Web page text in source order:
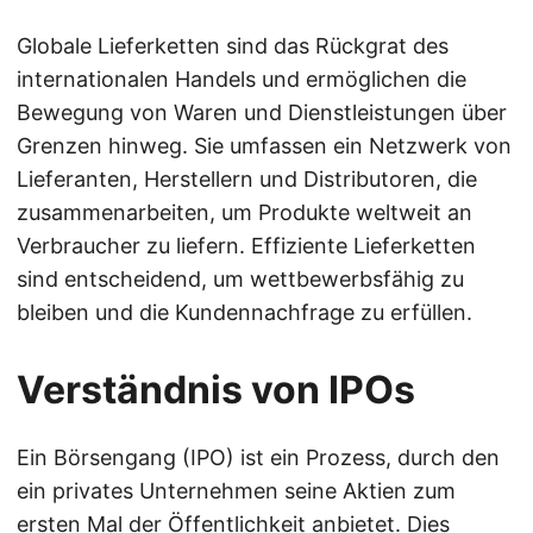
Globale Lieferketten sind das Rückgrat des
internationalen Handels und ermöglichen die
Bewegung von Waren und Dienstleistungen über
Grenzen hinweg. Sie umfassen ein Netzwerk von
Lieferanten, Herstellern und Distributoren, die
zusammenarbeiten, um Produkte weltweit an
Verbraucher zu liefern. Effiziente Lieferketten
sind entscheidend, um wettbewerbsfähig zu
bleiben und die Kundennachfrage zu erfüllen.
Verständnis von IPOs
Ein Börsengang (IPO) ist ein Prozess, durch den
ein privates Unternehmen seine Aktien zum
ersten Mal der Öffentlichkeit anbietet. Dies